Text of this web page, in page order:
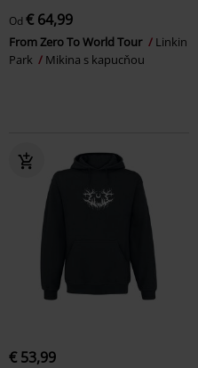
Od € 64,99
From Zero To World Tour
Linkin
Park
Mikina s kapucňou
€ 53,99